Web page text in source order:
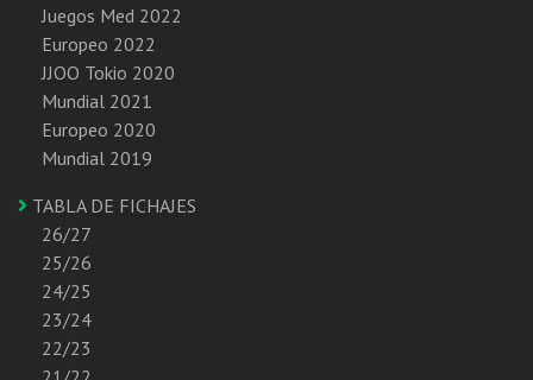
Juegos Med 2022
Europeo 2022
JJOO Tokio 2020
Mundial 2021
Europeo 2020
Mundial 2019
TABLA DE FICHAJES
26/27
25/26
24/25
23/24
22/23